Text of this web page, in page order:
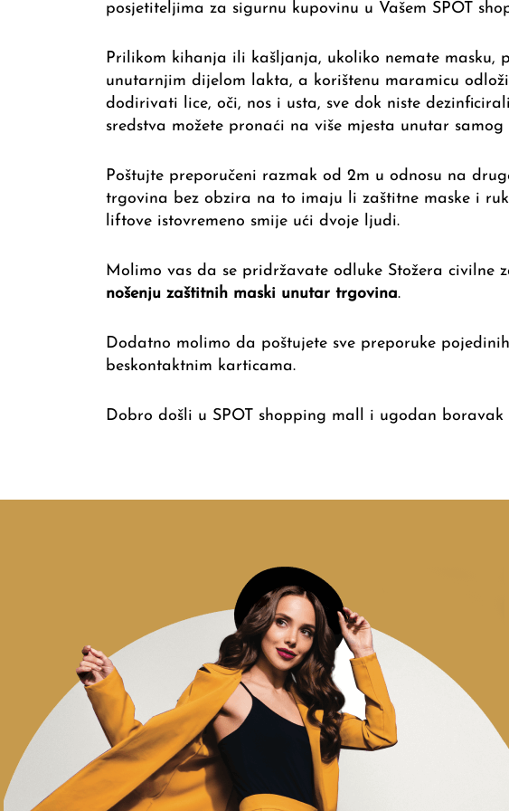
posjetiteljima za sigurnu kupovinu u Vašem SPOT
Prilikom kihanja ili kašljanja, ukoliko nemate masku,
unutarnjim dijelom lakta, a korištenu maramicu
dodirivati lice, oči, nos i usta, sve dok niste
sredstva možete pronaći na više mjesta unutar samog
Poštujte preporučeni razmak od 2m u odnosu na
trgovina bez obzira na to imaju li zaštitne maske i
liftove istovremeno smije ući dvoje ljudi.
Molimo vas da se pridržavate odluke Stožera civilne
nošenju zaštitnih maski unutar trgovina.
Dodatno molimo da poštujete sve preporuke
beskontaktnim karticama.
Dobro došli u SPOT shopping mall i ugodan boravak